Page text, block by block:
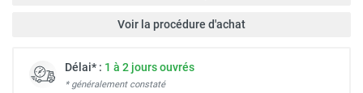
Voir la procédure d'achat
Délai* : 1 à 2 jours ouvrés
* généralement constaté